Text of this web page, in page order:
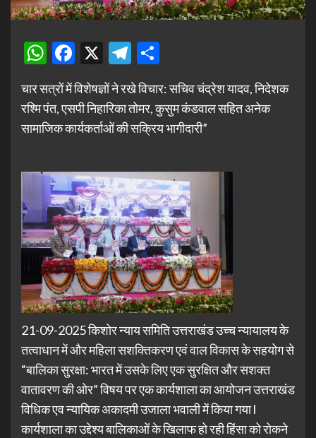
WhatsApp
Facebook
X Telegram
चार सत्रों में विशेषज्ञों ने रखे विचार: सचिव चंद्रेश यादव, निदेशक
रश्मि पंत, एसपी निहारिका तोमर, कुसुम कंडवाल सहित अनेक
सामाजिक कार्यकर्ताओं की सक्रिय भागीदारी”
21-09-2025 किशोर न्याय समिति उत्तराखंड उच्च न्यायालय के
तत्वाधान में और महिला सशक्तिकरण एवं वाल विकास के सहयोग से
“बालिका सुरक्षा: भारत में उसके लिए एक सुरक्षित और सशक्त
वातावरण की ओर” विषय पर एक कार्यशाला का आयोजन उत्तराखंड
विधिक एव न्यायिक अकादमी उजाला भवाली में किया गया l
कार्यशाला का उद्देश्य बालिकाओं के खिलाफ हो रही हिंसा को रोकने